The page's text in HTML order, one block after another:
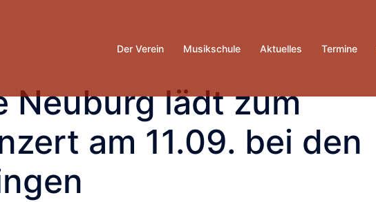
Der Verein Musikschule Aktuelles Termine
Neuburg lädt zum
am 11.09. bei den